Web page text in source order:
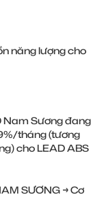
năng lượng cho
Nam Sương đang
tháng (tương
cho LEAD ABS
SƯƠNG → Cơ